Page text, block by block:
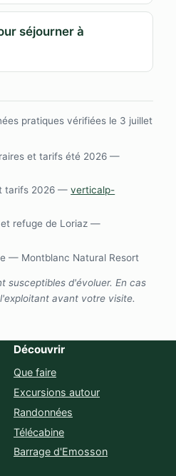
séjourner à
pratiques vérifiées le 3 juillet
et tarifs été 2026 —
tarifs 2026 —verticalp-
refuge de Loriaz —
— Montblanc Natural Resort
susceptibles d'évoluer. En cas
avant votre visite.
Découvrir
Que faire
Excursions autour
Randonnées
Télécabine
Barrage d'Emosson